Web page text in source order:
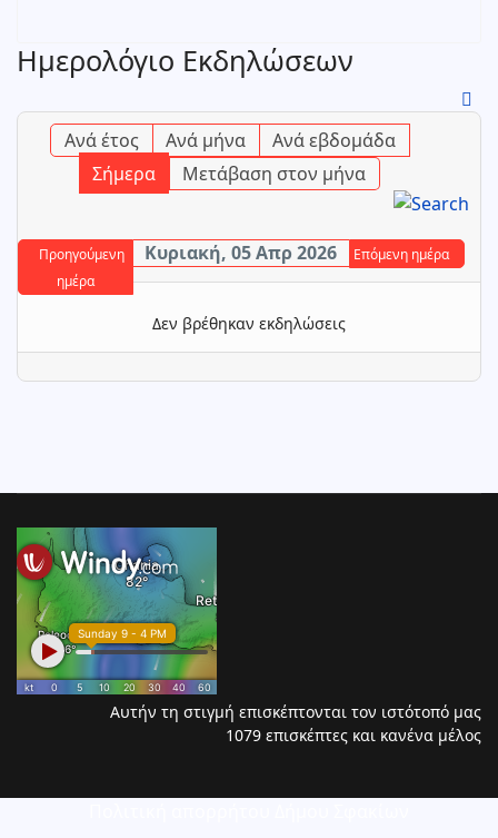
Ημερολόγιο Εκδηλώσεων
Ανά έτος Ανά μήνα
Ανά εβδομάδα
Σήμερα
Μετάβαση στον μήνα
Προηγούμενη
ημέρα
Κυριακή, 05 Απρ 2026 Επόμενη ημέρα
Δεν βρέθηκαν εκδηλώσεις
Αυτήν τη στιγμή επισκέπτονται τον ιστότοπό μας
1079 επισκέπτες και κανένα μέλος